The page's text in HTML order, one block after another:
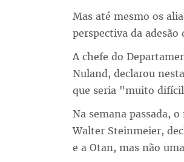
Mas até mesmo os
perspectiva da
A chefe do
Nuland, declarou
que seria "muito
Na semana passada,
Walter Steinmeier,
e a Otan, mas não